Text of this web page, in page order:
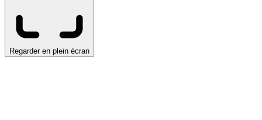
Regarder en plein écran